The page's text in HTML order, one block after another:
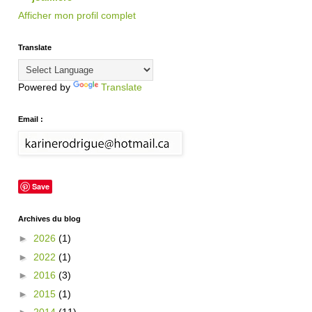
Afficher mon profil complet
Translate
Powered by Translate
Email :
Save
Archives du blog
► 2026 (1)
► 2022 (1)
► 2016 (3)
► 2015 (1)